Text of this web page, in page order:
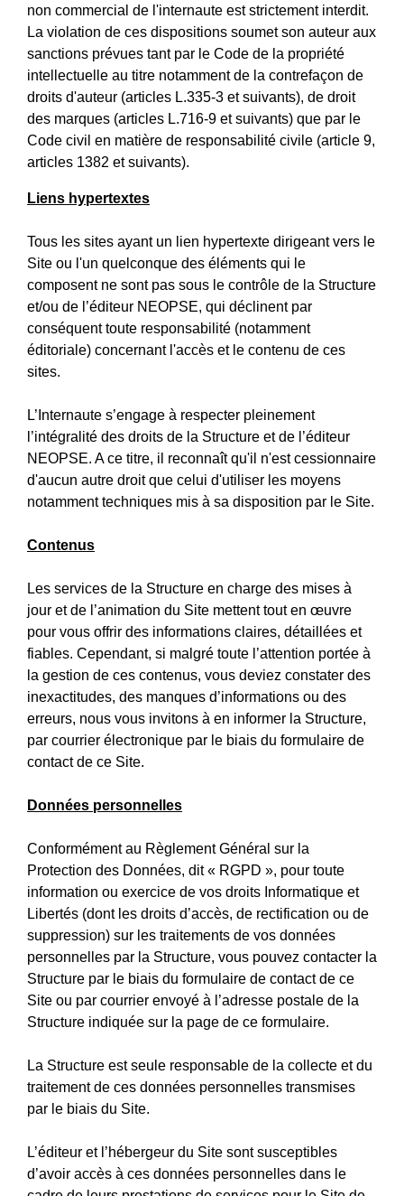
non commercial de l'internaute est strictement interdit.
La violation de ces dispositions soumet son auteur aux
sanctions prévues tant par le Code de la propriété
intellectuelle au titre notamment de la contrefaçon de
droits d'auteur (articles L.335-3 et suivants), de droit
des marques (articles L.716-9 et suivants) que par le
Code civil en matière de responsabilité civile (article 9,
articles 1382 et suivants).
Liens hypertextes
Tous les sites ayant un lien hypertexte dirigeant vers le
Site ou l'un quelconque des éléments qui le
composent ne sont pas sous le contrôle de la Structure
et/ou de l’éditeur NEOPSE, qui déclinent par
conséquent toute responsabilité (notamment
éditoriale) concernant l'accès et le contenu de ces
sites.
L’Internaute s’engage à respecter pleinement
l’intégralité des droits de la Structure et de l’éditeur
NEOPSE. A ce titre, il reconnaît qu'il n'est cessionnaire
d'aucun autre droit que celui d'utiliser les moyens
notamment techniques mis à sa disposition par le Site.
Contenus
Les services de la Structure en charge des mises à
jour et de l’animation du Site mettent tout en œuvre
pour vous offrir des informations claires, détaillées et
fiables. Cependant, si malgré toute l’attention portée à
la gestion de ces contenus, vous deviez constater des
inexactitudes, des manques d’informations ou des
erreurs, nous vous invitons à en informer la Structure,
par courrier électronique par le biais du formulaire de
contact de ce Site.
Données personnelles
Conformément au Règlement Général sur la
Protection des Données, dit « RGPD », pour toute
information ou exercice de vos droits Informatique et
Libertés (dont les droits d’accès, de rectification ou de
suppression) sur les traitements de vos données
personnelles par la Structure, vous pouvez contacter la
Structure par le biais du formulaire de contact de ce
Site ou par courrier envoyé à l’adresse postale de la
Structure indiquée sur la page de ce formulaire.
La Structure est seule responsable de la collecte et du
traitement de ces données personnelles transmises
par le biais du Site.
L’éditeur et l’hébergeur du Site sont susceptibles
d’avoir accès à ces données personnelles dans le